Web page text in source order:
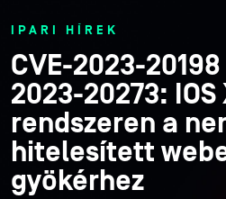
IPARI HÍREK
CVE-2023-20198
2023-20273: IOS
rendszeren a
hitelesített
gyökérhez